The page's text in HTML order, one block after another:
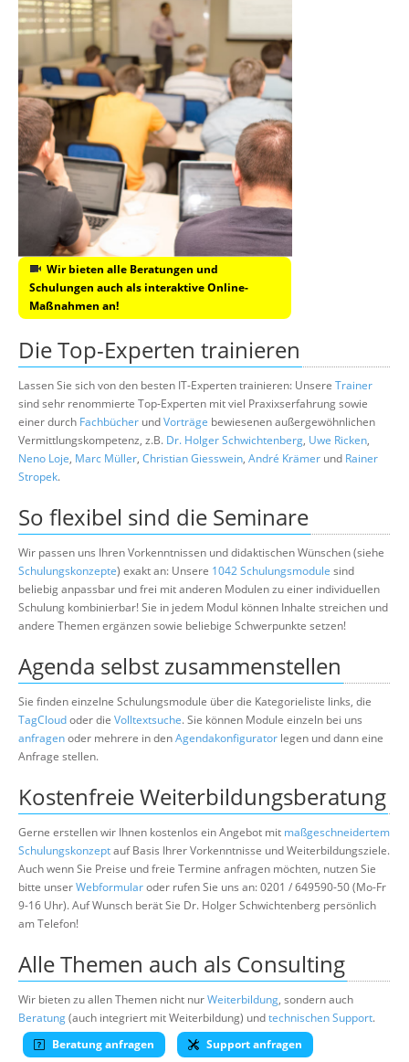
Wir bieten alle Beratungen und
Schulungen auch als interaktive Online-
Maßnahmen an!
Die Top-Experten trainieren
Lassen Sie sich von den besten IT-Experten trainieren: Unsere Trainer
sind sehr renommierte Top-Experten mit viel Praxixserfahrung sowie
einer durch Fachbücher undVorträge bewiesenen außergewöhnlichen
Vermittlungskompetenz, z.B. Dr. Holger Schwichtenberg, Uwe Ricken,
Neno Loje, Marc Müller, Christian Giesswein, André Krämer und Rainer
Stropek.
So flexibel sind die Seminare
Wir passen uns Ihren Vorkenntnissen und didaktischen Wünschen (siehe
Schulungskonzepte) exakt an: Unsere 1042 Schulungsmodule sind
beliebig anpassbar und frei mit anderen Modulen zu einer individuellen
Schulung kombinierbar! Sie in jedem Modul können Inhalte streichen und
andere Themen ergänzen sowie beliebige Schwerpunkte setzen!
Agenda selbst zusammenstellen
Sie finden einzelne Schulungsmodule über die Kategorieliste links, die
TagCloudoder die Volltextsuche. Sie können Module einzeln bei uns
anfragenoder mehrere in denAgendakonfigurator legen und dann eine
Anfrage stellen.
Kostenfreie Weiterbildungsberatung
Gerne erstellen wir Ihnen kostenlos ein Angebot mit maßgeschneidertem
Schulungskonzeptauf Basis Ihrer Vorkenntnisse und Weiterbildungsziele.
Auch wenn Sie Preise und freie Termine anfragen möchten, nutzen Sie
bitte unserWebformularoder rufen Sie uns an: 0201 / 649590-50 (Mo-Fr
9-16 Uhr). Auf Wunsch berät Sie Dr. Holger Schwichtenberg persönlich
am Telefon!
Alle Themen auch als Consulting
Wir bieten zu allen Themen nicht nurWeiterbildung, sondern auch
Beratung(auch integriert mit Weiterbildung) undtechnischen Support.
Beratung anfragen
Support anfragen